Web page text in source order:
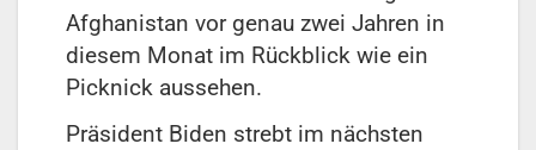
Afghanistan vor genau zwei Jahren in
diesem Monat im Rückblick wie ein
Picknick aussehen.
Präsident Biden strebt im nächsten